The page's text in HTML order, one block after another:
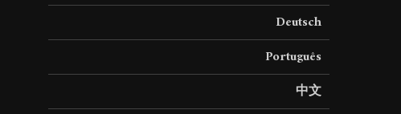
Deutsch
Português
中文